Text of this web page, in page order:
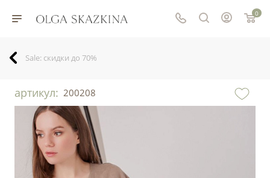
0
Sale: скидки до 70%
артикул: 200208